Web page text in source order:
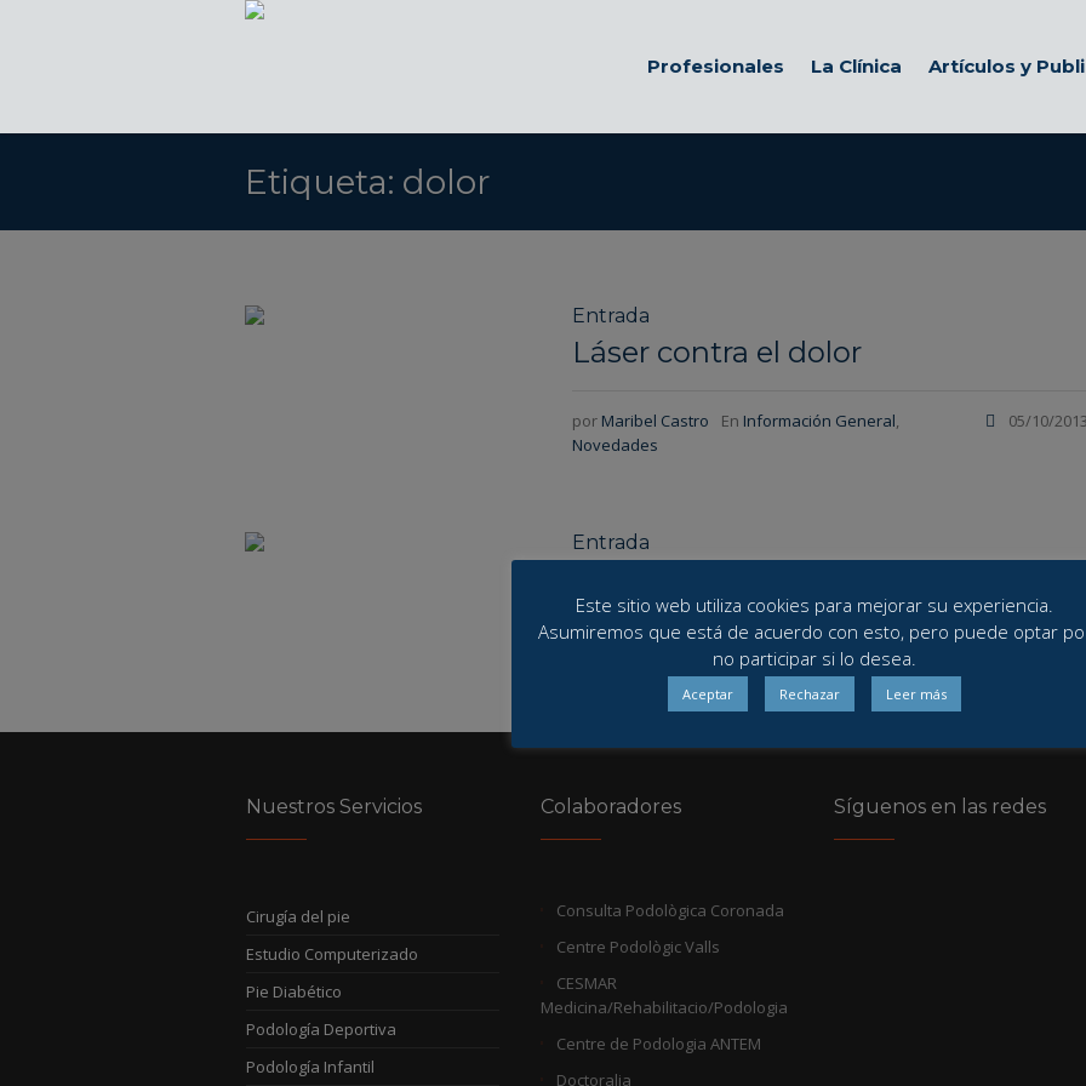
Profesionales La Clínica Artículos y
Etiqueta: dolor
Entrada
Láser contra el dolor
05/10/
por Maribel Castro En Información General,
Novedades
Entrada
20/04/
Maribel Castro Novedades , servicios
Nuestros Servicios
Cirugía del pie
Estudio Computerizado
Pie Diabético
Podología Deportiva
Podología Infantil
Colaboradores
Consulta Podològica Coronada
Centre Podològic Valls
CESMAR
Medicina/Rehabilitacio/Podologia
Centre de Podologia ANTEM
Doctoralia
Síguenos en las redes
Este sitio web utiliza cookies para mejorar su experiencia.
Asumiremos que está de acuerdo con esto, pero puede optar
no participar si lo desea.
Aceptar Rechazar Leer más